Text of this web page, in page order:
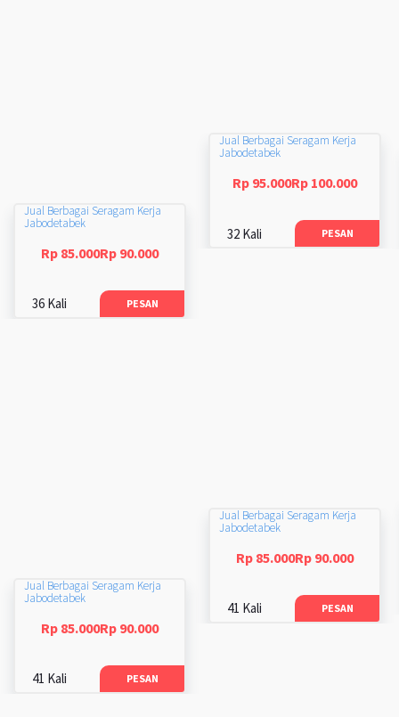
Jual Berbagai Seragam Kerja
Jabodetabek
Rp 95.000Rp 100.000
32 Kali PESAN
Jual Berbagai Seragam Kerja
Jabodetabek
Rp 85.000Rp 90.000
36 Kali PESAN
Jual Berbagai Seragam Kerja
Jabodetabek
Rp 85.000Rp 90.000
41 Kali PESAN
Jual Berbagai Seragam Kerja
Jabodetabek
Rp 85.000Rp 90.000
41 Kali PESAN